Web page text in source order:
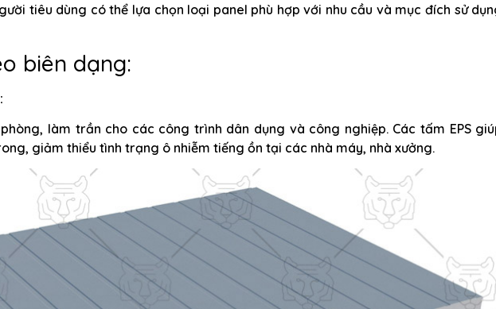
tiêu dùng có thể lựa chọn loại panel phù hợp với nhu cầu và mục đích sử
biên dạng:
làm trần cho các công trình dân dụng và công nghiệp. Các tấm EPS
giảm thiểu tình trạng ô nhiễm tiếng ồn tại các nhà máy, nhà xưởng.